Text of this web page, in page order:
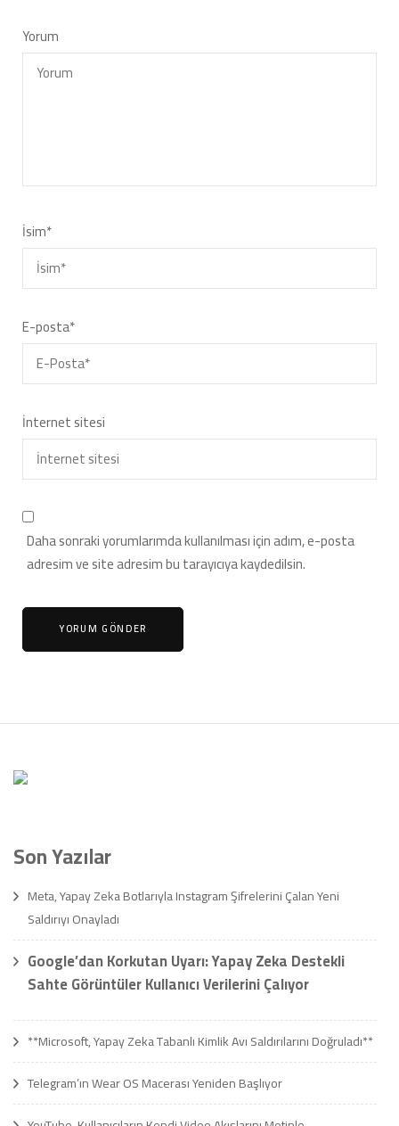
Yorum
İsim*
E-posta*
İnternet sitesi
Daha sonraki yorumlarımda kullanılması için adım, e-posta
adresim ve site adresim bu tarayıcıya kaydedilsin.
Son Yazılar
Meta, Yapay Zeka Botlarıyla Instagram Şifrelerini Çalan Yeni
Saldırıyı Onayladı
Google’dan Korkutan Uyarı: Yapay Zeka Destekli
Sahte Görüntüler Kullanıcı Verilerini Çalıyor
**Microsoft, Yapay Zeka Tabanlı Kimlik Avı Saldırılarını Doğruladı**
Telegram’ın Wear OS Macerası Yeniden Başlıyor